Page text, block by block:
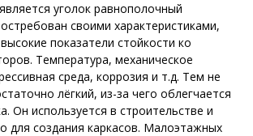
уголок равнополочный
своими характеристиками,
показатели стойкости ко
Температура, механическое
среда, коррозия и т.д. Тем не
лёгкий, из-за чего облегчается
Он используется в строительстве и
для создания каркасов. Малоэтажных